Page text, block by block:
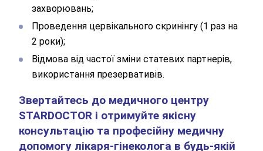
захворювань;
Проведення цервікального скринінгу (1 раз на
2 роки);
Відмова від частої зміни статевих партнерів,
використання презервативів.
Звертайтесь до медичного центру
STARDOCTOR і отримуйте якісну
консультацію та професійну медичну
допомогу лікаря-гінеколога в будь-якій